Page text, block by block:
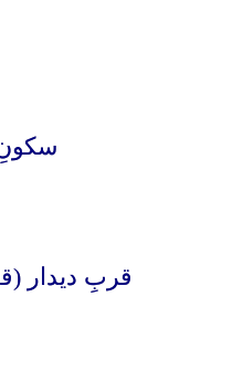
قربِ دیدار (